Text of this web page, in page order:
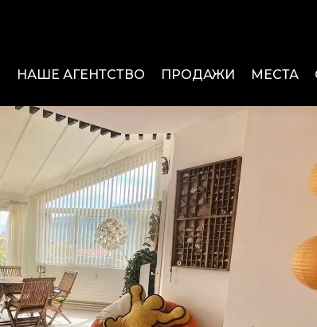
НАШЕ АГЕНТСТВО ПРОДАЖИ МЕСТА